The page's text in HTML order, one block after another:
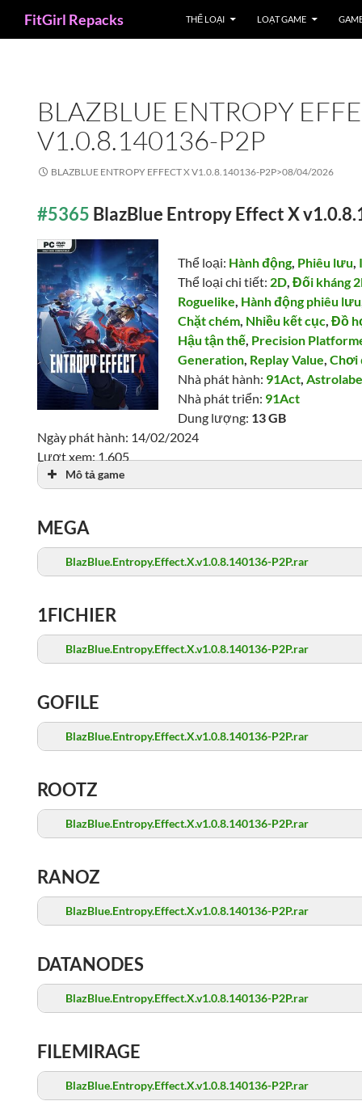
FitGirl Repacks THỂ LOẠI LOẠT GAME
BLAZBLUE ENTROPY
V1.0.8.140136-P2P
BLAZBLUE ENTROPY EFFECT X V1.0.8.140136-P2P>08/04/2026
#5365 BlazBlue Entropy Effect X
Thể loại: Hành động, Phiêu lưu,
Thể loại chi tiết: 2D,Đối kháng
Roguelike, Hành động phiêu lưu
Chặt chém, Nhiều kết cục,Đồ
Hậu tận thế, Precision
Generation, Replay Value,Chơi
Nhà phát hành: 91Act,
Nhà phát triển: 91Act
Dung lượng: 13 GB
Ngày phát hành: 14/02/2024
Lượt xem: 1,605
Mô tả game
MEGA
BlazBlue.Entropy.Effect.X.v1.0.8.140136-P2P.rar
1FICHIER
BlazBlue.Entropy.Effect.X.v1.0.8.140136-P2P.rar
GOFILE
BlazBlue.Entropy.Effect.X.v1.0.8.140136-P2P.rar
ROOTZ
BlazBlue.Entropy.Effect.X.v1.0.8.140136-P2P.rar
RANOZ
BlazBlue.Entropy.Effect.X.v1.0.8.140136-P2P.rar
DATANODES
BlazBlue.Entropy.Effect.X.v1.0.8.140136-P2P.rar
FILEMIRAGE
BlazBlue.Entropy.Effect.X.v1.0.8.140136-P2P.rar